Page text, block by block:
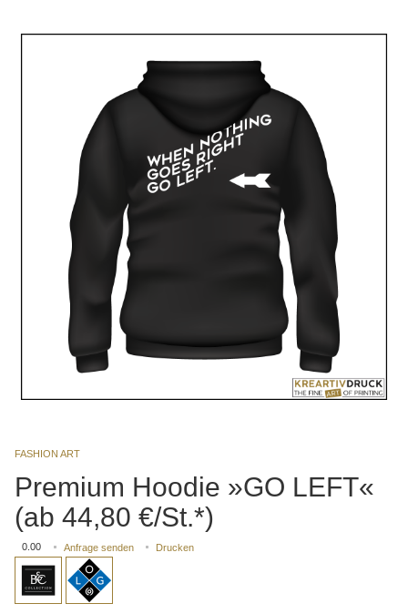
FASHION ART
Premium Hoodie »GO LEFT«
(ab 44,80 €/St.*)
0.00 Anfrage senden Drucken